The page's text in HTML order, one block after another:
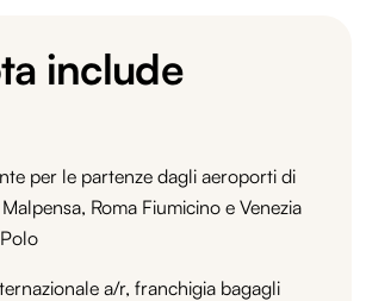
include
per le partenze dagli aeroporti di
Roma Fiumicino e Venezia
a/r, franchigia bagagli